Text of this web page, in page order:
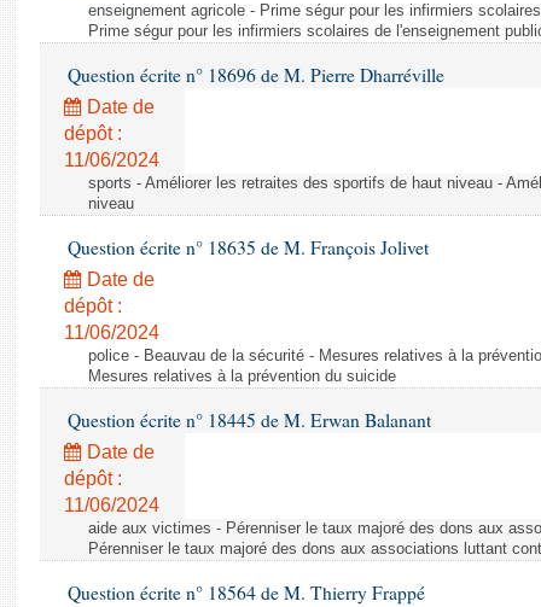
enseignement agricole - Prime ségur pour les infirmiers
Prime ségur pour les infirmiers scolaires de l'enseignement
Question écrite n° 18696 de M. Pierre Dharréville
Date de
dépôt :
11/06/2024
sports - Améliorer les retraites des sportifs de haut niveau -
niveau
Question écrite n° 18635 de M. François Jolivet
Date de
dépôt :
11/06/2024
police - Beauvau de la sécurité - Mesures relatives à la
Mesures relatives à la prévention du suicide
Question écrite n° 18445 de M. Erwan Balanant
Date de
dépôt :
11/06/2024
aide aux victimes - Pérenniser le taux majoré des dons aux
Pérenniser le taux majoré des dons aux associations luttant
Question écrite n° 18564 de M. Thierry Frappé